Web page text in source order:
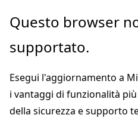
Ignora
passa
contenuto
principale
Questo browser
supportato.
Esegui l'aggiornamento a
i vantaggi di funzionalità
della sicurezza e supporto